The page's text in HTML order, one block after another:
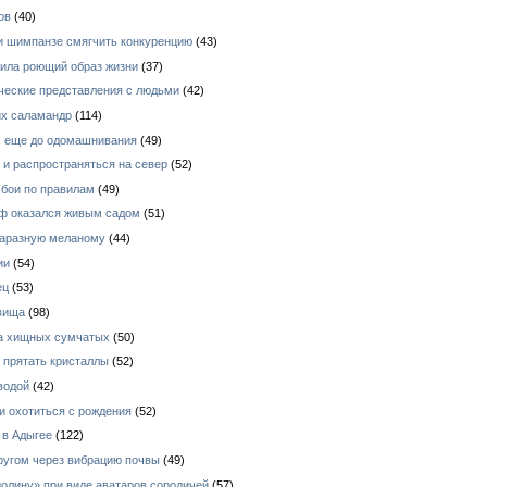
(40)
шимпанзе смягчить конкуренцию (43)
роющий образ жизни (37)
представления с людьми (42)
саламандр (114)
еще до одомашнивания (49)
распространяться на север (52)
по правилам (49)
оказался живым садом (51)
меланому (44)
(54)
(53)
(98)
хищных сумчатых (50)
кристаллы (52)
(42)
охотиться с рождения (52)
Адыгее (122)
через вибрацию почвы (49)